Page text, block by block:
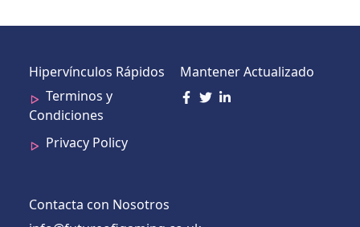
Hipervínculos Rápidos
Terminos y
Condiciones
Privacy Policy
Mantener Actualizado
Contacta con Nosotros